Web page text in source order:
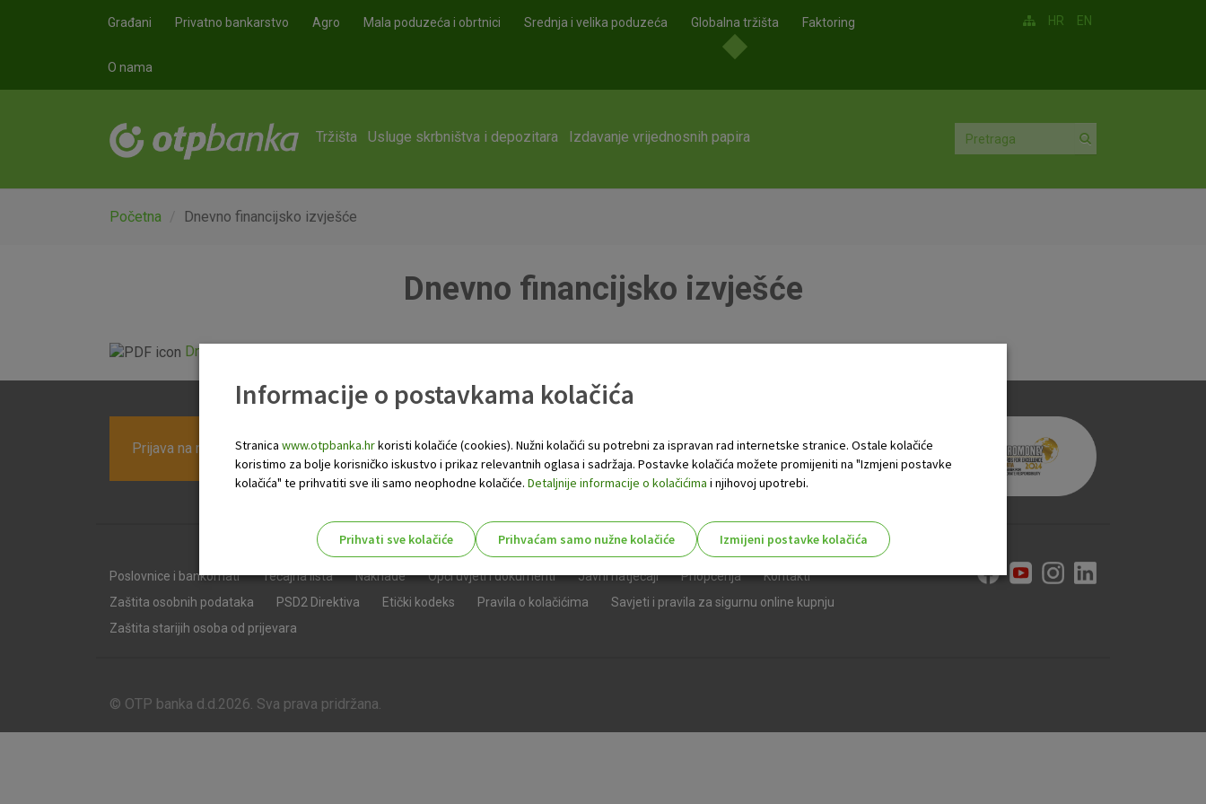
Građani Privatno bankarstvo Agro Mala poduzeća i obrtnici Srednja i velika poduzeća Globalna tržišta Faktoring
O nama
HR EN
Tržišta Usluge skrbništva i depozitara Izdavanje vrijednosnih papira
Početna Dnevno financijsko izvješće
Dnevno financijsko izvješće
Dnevno financijsko izvješće.pdf
Prijava na newsletter OTP banke
Poslovnice i bankomati Tečajna lista Naknade Opći uvjeti i dokumenti Javni natječaji Priopćenja
Kontakti
Zaštita osobnih podataka
PSD2 Direktiva Etički kodeks Pravila o kolačićima
Savjeti i pravila za sigurnu online kupnju
Zaštita starijih osoba od prijevara
© OTP banka d.d.2026. Sva prava pridržana.
Informacije o postavkama kolačića
Stranica www.otpbanka.hrkoristi kolačiće (cookies). Nužni kolačići su potrebni za ispravan rad internetske stranice. Ostale kolačiće
koristimo za bolje korisničko iskustvo i prikaz relevantnih oglasa i sadržaja. Postavke kolačića možete promijeniti na "Izmjeni postavke
kolačića" te prihvatiti sve ili samo neophodne kolačiće. Detaljnije informacije o kolačićima i njihovoj upotrebi.
Prihvati sve kolačiće Prihvaćam samo nužne kolačiće
Izmijeni postavke kolačića